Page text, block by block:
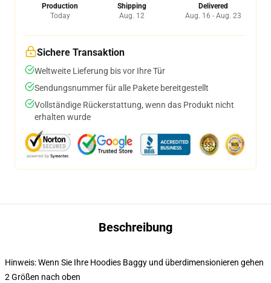
Production
Today
Shipping
Aug. 12
Delivered
Aug. 16 - Aug. 23
Sichere Transaktion
Weltweite Lieferung bis vor Ihre Tür
Sendungsnummer für alle Pakete bereitgestellt
Vollständige Rückerstattung, wenn das Produkt nicht
erhalten wurde
Beschreibung
Hinweis: Wenn Sie Ihre Hoodies Baggy und überdimensionieren gehen
2 Größen nach oben